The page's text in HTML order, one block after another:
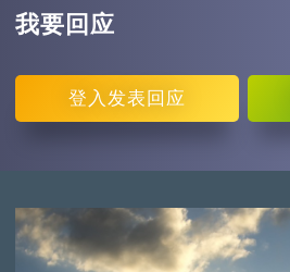
我要回应
登入 发表回应